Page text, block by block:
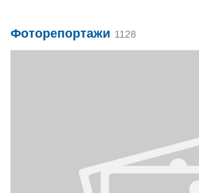
Фоторепортажи 1128